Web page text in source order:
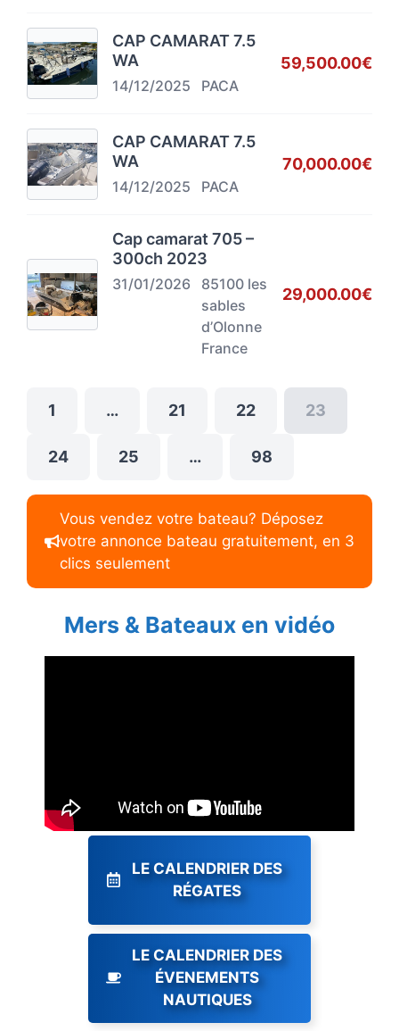
CAP CAMARAT 7.5
WA
14/12/2025 PACA
59,500.00€
CAP CAMARAT 7.5
WA
14/12/2025 PACA
70,000.00€
Cap camarat 705 –
300ch 2023
31/01/2026
85100 les
sables
d’Olonne
France
29,000.00€
1 … 21 22 23
24 25 … 98
Vous vendez votre bateau? Déposez
votre annonce bateau gratuitement, en 3
clics seulement
Mers & Bateaux en vidéo
LE CALENDRIER DES
RÉGATES
LE CALENDRIER DES
ÉVENEMENTS
NAUTIQUES